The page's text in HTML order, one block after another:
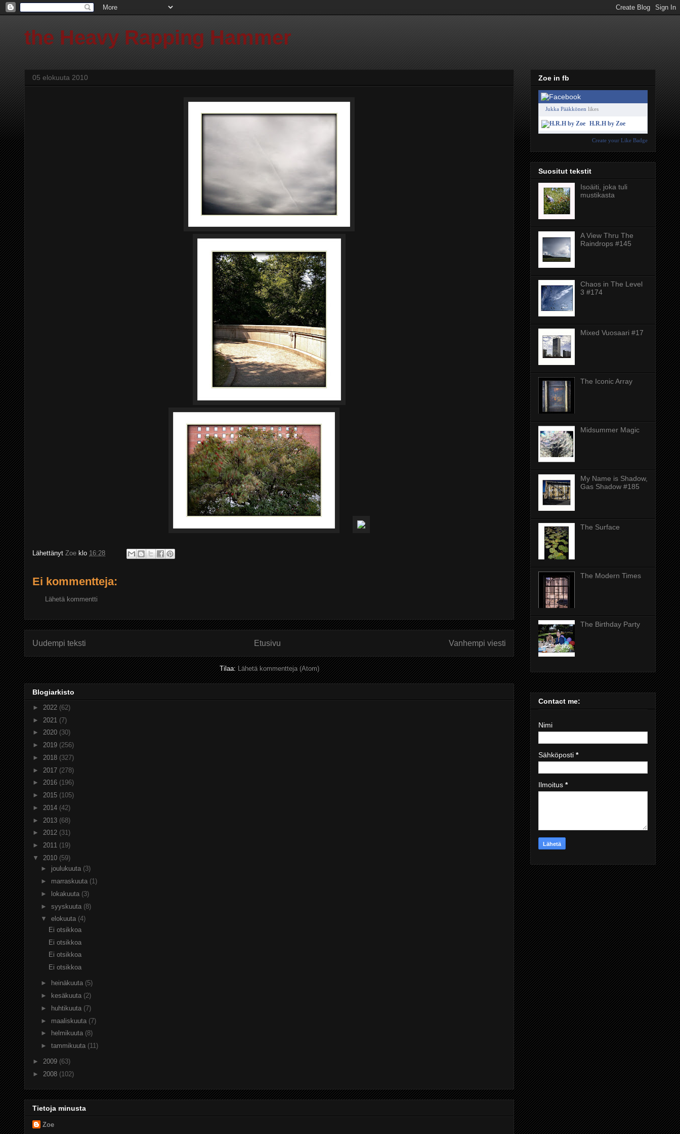
the Heavy Rapping Hammer
05 elokuuta 2010
Lähettänyt Zoe klo 16:28
Ei kommentteja:
Lähetä kommentti
Uudempi teksti Vanhempi viesti
Etusivu
Tilaa:Lähetä kommentteja (Atom)
Blogiarkisto
► 2022 (62)
► 2021 (7)
► 2020 (30)
► 2019 (256)
► 2018 (327)
► 2017 (278)
► 2016 (196)
► 2015 (105)
► 2014 (42)
► 2013 (68)
► 2012 (31)
► 2011 (19)
▼ 2010 (59)
► joulukuuta (3)
► marraskuuta (1)
►
lokakuuta (3)
► syyskuuta (8)
▼ elokuuta (4)
Ei otsikkoa
Ei otsikkoa
Ei otsikkoa
Ei otsikkoa
► heinäkuuta (5)
►
kesäkuuta (2)
►
huhtikuuta (7)
► maaliskuuta (7)
►
helmikuuta (8)
► tammikuuta (11)
► 2009 (63)
► 2008 (102)
Tietoja minusta
Zoe
Zoe in fb
Jukka Pääkkönen likes
H.R.H by Zoe
Create your Like Badge
Suositut tekstit
Isoäiti, joka tuli
mustikasta
A View Thru The
Raindrops #145
Chaos in The Level
3 #174
Mixed Vuosaari #17
The Iconic Array
Midsummer Magic
My Name is Shadow,
Gas Shadow #185
The Surface
The Modern Times
The Birthday Party
Contact me:
Nimi
Sähköposti *
Ilmoitus *